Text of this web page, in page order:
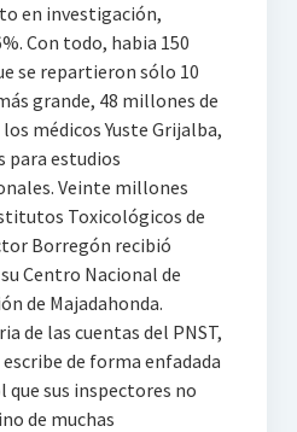
en investigación,
Con todo, habia 150
se repartieron sólo 10
grande, 48 millones de
médicos Yuste Grijalba,
para estudios
Veinte millones
Toxicológicos de
Borregón recibió
Centro Nacional de
de Majadahonda.
de las cuentas del PNST,
de forma enfadada
sus inspectores no
de muchas